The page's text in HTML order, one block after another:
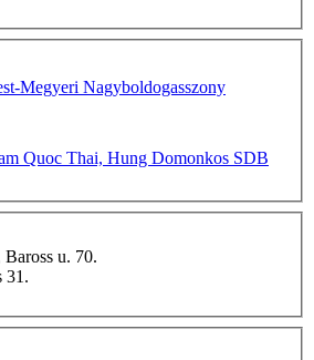
Megyeri Nagyboldogasszony
Quoc Thai, Hung Domonkos SDB
u. 70.
július 31.